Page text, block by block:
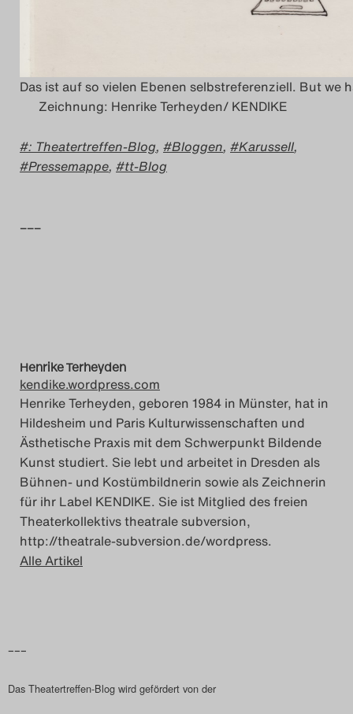
Das ist auf so vielen Ebenen selbstreferenziell. But
Zeichnung: Henrike Terheyden/ KENDIKE
: Theatertreffen-Blog, Bloggen, Karussell,
Pressemappe, tt-Blog
–––
Henrike Terheyden
kendike.wordpress.com
Henrike Terheyden, geboren 1984 in Münster, hat in
Hildesheim und Paris Kulturwissenschaften und
Ästhetische Praxis mit dem Schwerpunkt Bildende
Kunst studiert. Sie lebt und arbeitet in Dresden als
Bühnen- und Kostümbildnerin sowie als Zeichnerin
für ihr Label KENDIKE. Sie ist Mitglied des freien
Theaterkollektivs theatrale subversion,
http://theatrale-subversion.de/wordpress.
Alle Artikel
–––
Das Theatertreffen-Blog wird gefördert von der